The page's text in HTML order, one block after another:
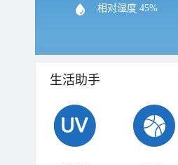
相对湿度 45%
生活助手